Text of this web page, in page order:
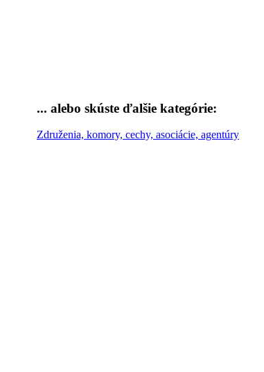
... alebo skúste ďalšie kategórie:
Združenia, komory, cechy, asociácie, agentúry